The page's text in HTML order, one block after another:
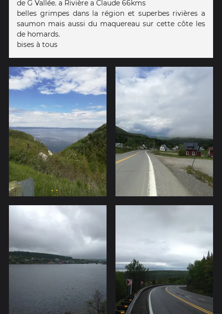
de G Vallée. a Rivière a Claude 66kms
belles grimpes dans la région et superbes rivières a
saumon mais aussi du maquereau sur cette côte les
de homards.
bises à tous